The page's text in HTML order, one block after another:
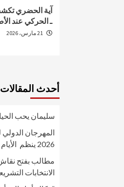
آية الحضري
ـ الحركي عند
أحدث المقالات
سليمان يحب
المهرجان الدولي
2026 ينظم الأيام المهنية
مطالب بفتح
الانتخابات